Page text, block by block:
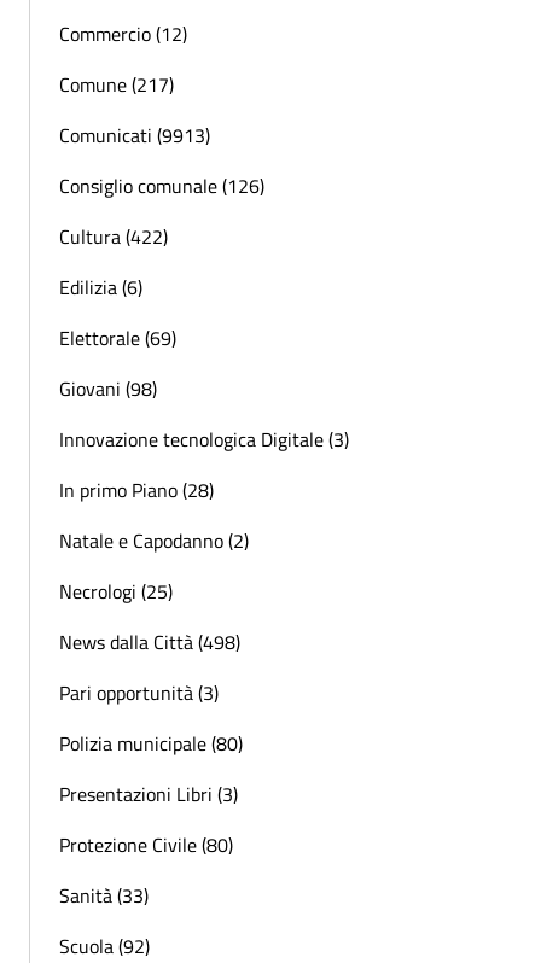
Commercio (12)
Comune (217)
Comunicati (9913)
Consiglio comunale (126)
Cultura (422)
Edilizia (6)
Elettorale (69)
Giovani (98)
Innovazione tecnologica Digitale (3)
In primo Piano (28)
Natale e Capodanno (2)
Necrologi (25)
News dalla Città (498)
Pari opportunità (3)
Polizia municipale (80)
Presentazioni Libri (3)
Protezione Civile (80)
Sanità (33)
Scuola (92)